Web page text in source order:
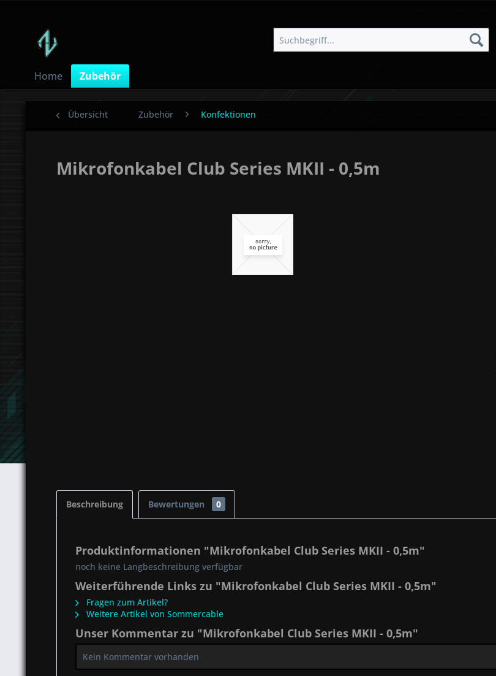
Home Zubehör
Übersicht Zubehör Konfektionen
Mikrofonkabel Club Series MKII - 0,5m
Beschreibung Bewertungen 0
Produktinformationen "Mikrofonkabel Club Series MKII - 0,5m"
noch keine Langbeschreibung verfügbar
Weiterführende Links zu "Mikrofonkabel Club Series MKII - 0,5m"
Fragen zum Artikel?
Weitere Artikel von Sommercable
Unser Kommentar zu "Mikrofonkabel Club Series MKII - 0,5m"
Kein Kommentar vorhanden